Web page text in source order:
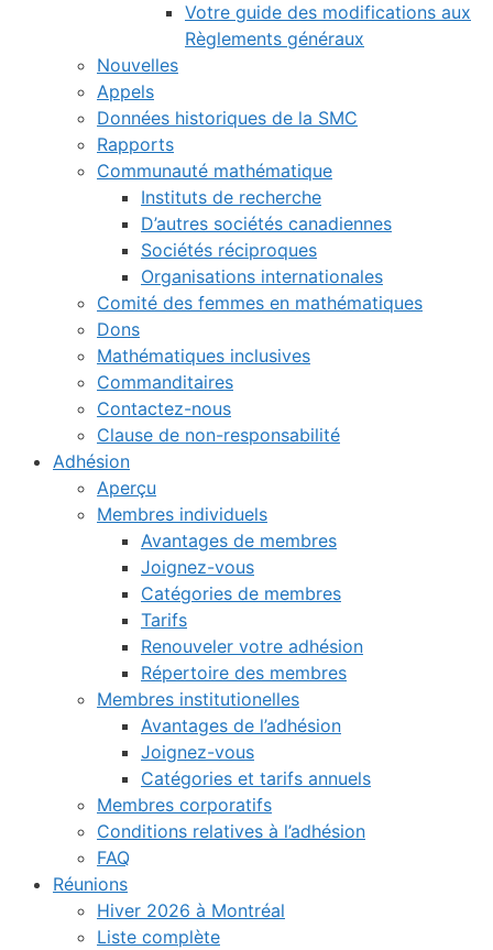
Votre guide des modifications aux
Règlements généraux
Nouvelles
Appels
Données historiques de la SMC
Rapports
Communauté mathématique
Instituts de recherche
D’autres sociétés canadiennes
Sociétés réciproques
Organisations internationales
Comité des femmes en mathématiques
Dons
Mathématiques inclusives
Commanditaires
Contactez-nous
Clause de non-responsabilité
Adhésion
Aperçu
Membres individuels
Avantages de membres
Joignez-vous
Catégories de membres
Tarifs
Renouveler votre adhésion
Répertoire des membres
Membres institutionelles
Avantages de l’adhésion
Joignez-vous
Catégories et tarifs annuels
Membres corporatifs
Conditions relatives à l’adhésion
FAQ
Réunions
Hiver 2026 à Montréal
Liste complète